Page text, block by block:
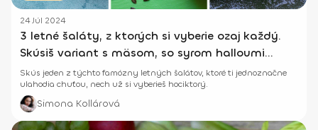
24 Júl 2024
3 letné šaláty, z ktorých si vyberie ozaj každý.
Skúsiš variant s mäsom, so syrom halloumi
alebo vegánsky šalát s quinou?
Skús jeden z týchto famózny letných šalátov, ktoré ti jednoznačne
ulahodia chuťou, nech už si vyberieš hociktorý.
Simona Kollárová